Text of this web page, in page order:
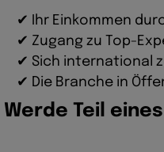
✔ Ihr Einkommen
✔ Zugang zu Top-
✔ Sich international
✔ Die Branche in
Werde Teil